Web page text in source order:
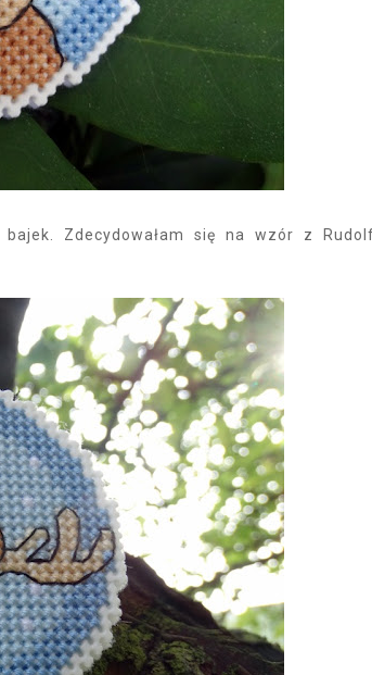
Zdecydowałam się na wzór z